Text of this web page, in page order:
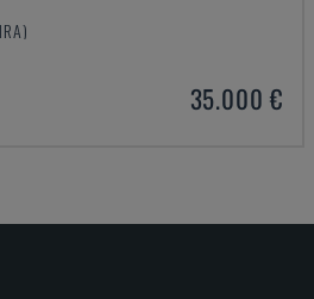
35.000 €